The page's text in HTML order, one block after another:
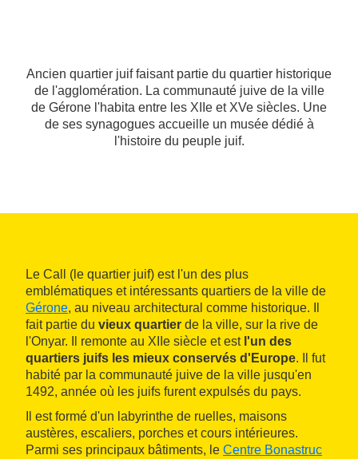
Ancien quartier juif faisant partie du quartier historique
de l'agglomération. La communauté juive de la ville
de Gérone l'habita entre les XIIe et XVe siècles. Une
de ses synagogues accueille un musée dédié à
l'histoire du peuple juif.
Le Call (le quartier juif) est l'un des plus
emblématiques et intéressants quartiers de la ville de
Gérone, au niveau architectural comme historique. Il
fait partie du vieux quartier de la ville, sur la rive de
l'Onyar. Il remonte au XIIe siècle et est l'un des
quartiers juifs les mieux conservés d'Europe. Il fut
habité par la communauté juive de la ville jusqu'en
1492, année où les juifs furent expulsés du pays.
Il est formé d'un labyrinthe de ruelles, maisons
austères, escaliers, porches et cours intérieures.
Parmi ses principaux bâtiments, le Centre Bonastruc